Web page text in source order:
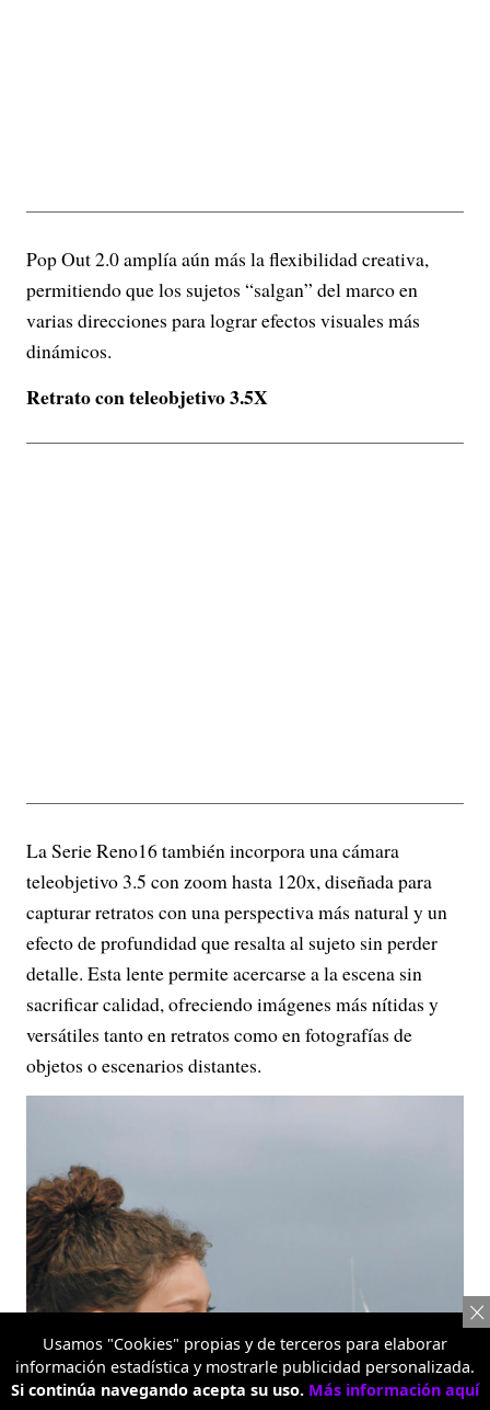
Pop Out 2.0 amplía aún más la flexibilidad creativa,
permitiendo que los sujetos “salgan” del marco en
varias direcciones para lograr efectos visuales más
dinámicos.
Retrato con teleobjetivo 3.5X
La Serie Reno16 también incorpora una cámara
teleobjetivo 3.5 con zoom hasta 120x, diseñada para
capturar retratos con una perspectiva más natural y un
efecto de profundidad que resalta al sujeto sin perder
detalle. Esta lente permite acercarse a la escena sin
sacrificar calidad, ofreciendo imágenes más nítidas y
versátiles tanto en retratos como en fotografías de
objetos o escenarios distantes.
Usamos "Cookies" propias y de terceros para elaborar
información estadística y mostrarle publicidad personalizada.
Si continúa navegando acepta su uso. Más información aquí